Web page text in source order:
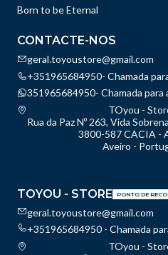
Born to be Eternal
CONTACTE-NOS
geral.toyoustore@gmail.com
+351965684950- Chamada
351965684950- Chamada para
TOyou -
Rua da Paz Nº 263, Vida
3800-587 CACIA -
Aveiro -
TOYOU - STORE PONTO DE
geral.toyoustore@gmail.com
+351965684950 - Chamada
TOyou -